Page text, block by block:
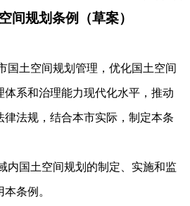
间规划条例（草案）
土空间规划管理，优化国土空间
系和治理能力现代化水平，推动
法规，结合本市实际，制定本条
国土空间规划的制定、实施和监
条例。